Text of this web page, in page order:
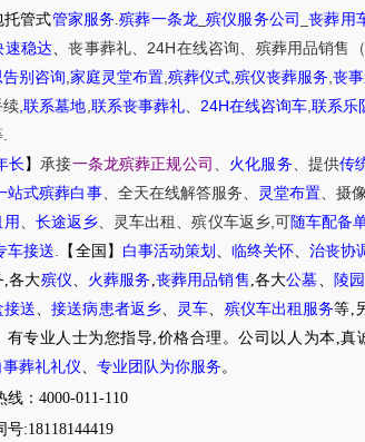
托管式管家服务 .殡葬一条龙 _殡仪服务公司 _丧葬用
速稳达 、丧事葬礼 24H在线咨询 殡葬用品销售 （
别咨询 家庭灵堂布置 殡葬仪式 殡仪丧葬服务 丧
续 ,联系墓地 联系丧事葬礼、 24H在线咨询车 ,联系乐
长】承接一条龙殡葬正规公司 火化服务 、提供传
站式殡葬白事、 全天在线解答服务 灵堂布置 、摄
用 长途返乡 灵车出租 、殡仪车返乡, 可 随车配备
车接送 【全国】 白事活动策划 临终关怀 、治丧协
,各大殡仪 火葬服务 丧葬用品销售 ,各大公墓 陵
接送 、接送病患者返乡 灵车 殡仪车出租服务等,
有专业人士为您指导,价格合理。公司以人为本,
事葬礼礼仪 专业团队为你服务 。
线：4000-011-110
:18118144419